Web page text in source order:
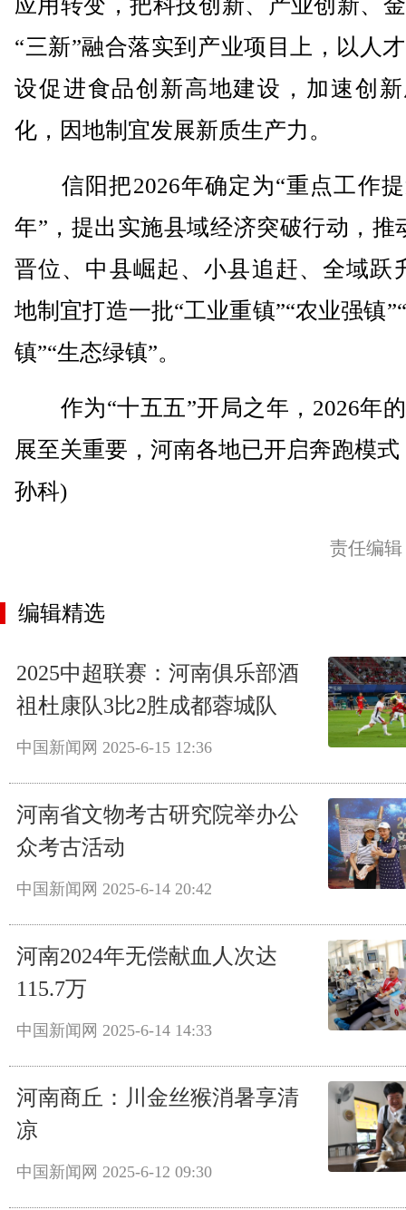
应用转变，把科技创新、产业创新、
“三新”融合落实到产业项目上，以人
设促进食品创新高地建设，加速创
化，因地制宜发展新质生产力。
信阳把2026年确定为“重点工作提
年”，提出实施县域经济突破行动，推
晋位、中县崛起、小县追赶、全域跃
地制宜打造一批“工业重镇”“农业强镇
镇”“生态绿镇”。
作为“十五五”开局之年，2026年
展至关重要，河南各地已开启奔跑模式
孙科)
责任编
编辑精选
2025中超联赛：河南俱乐部酒
祖杜康队3比2胜成都蓉城队
中国新闻网 2025-6-15 12:36
河南省文物考古研究院举办公
众考古活动
中国新闻网 2025-6-14 20:42
河南2024年无偿献血人次达
115.7万
中国新闻网 2025-6-14 14:33
河南商丘：川金丝猴消暑享清
凉
中国新闻网 2025-6-12 09:30